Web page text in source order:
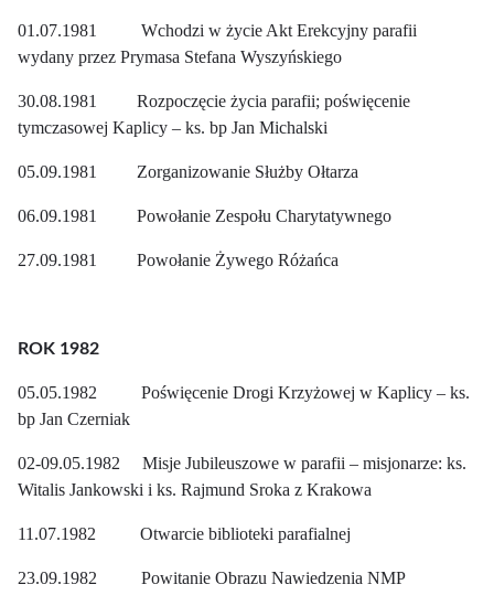
01.07.1981 Wchodzi w życie Akt Erekcyjny parafii
wydany przez Prymasa Stefana Wyszyńskiego
30.08.1981 Rozpoczęcie życia parafii; poświęcenie
tymczasowej Kaplicy – ks. bp Jan Michalski
05.09.1981 Zorganizowanie Służby Ołtarza
06.09.1981 Powołanie Zespołu Charytatywnego
27.09.1981 Powołanie Żywego Różańca
ROK 1982
05.05.1982 Poświęcenie Drogi Krzyżowej w Kaplicy – ks.
bp Jan Czerniak
02-09.05.1982 Misje Jubileuszowe w parafii – misjonarze: ks.
Witalis Jankowski i ks. Rajmund Sroka z Krakowa
11.07.1982 Otwarcie biblioteki parafialnej
23.09.1982 Powitanie Obrazu Nawiedzenia NMP